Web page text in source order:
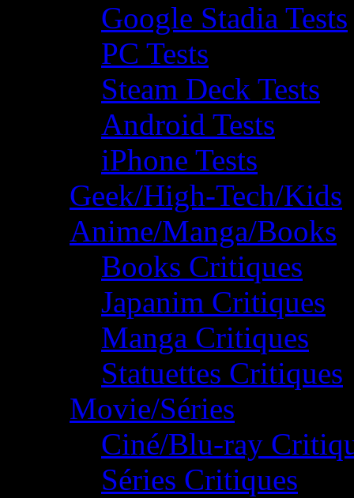
Google Stadia Tests
PC Tests
Steam Deck Tests
Android Tests
iPhone Tests
Geek/High-Tech/Kids
Anime/Manga/Books
Books Critiques
Japanim Critiques
Manga Critiques
Statuettes Critiques
Movie/Séries
Ciné/Blu-ray
Séries Critiques